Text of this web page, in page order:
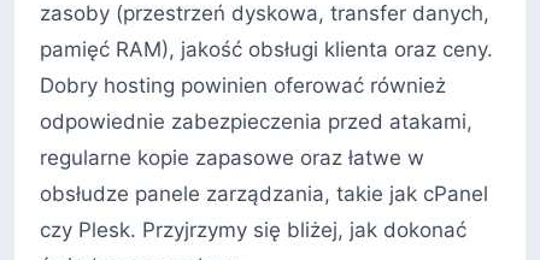
zasoby (przestrzeń dyskowa, transfer danych,
pamięć RAM), jakość obsługi klienta oraz ceny.
Dobry hosting powinien oferować również
odpowiednie zabezpieczenia przed atakami,
regularne kopie zapasowe oraz łatwe w
obsłudze panele zarządzania, takie jak cPanel
czy Plesk. Przyjrzymy się bliżej, jak dokonać